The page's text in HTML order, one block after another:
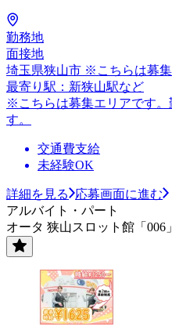
勤務地
面接地
埼玉県狭山市 ※こちらは募集
最寄り駅：新狭山駅など
※こちらは募集エリアです。
す。
交通費支給
未経験OK
詳細を見る
応募画面に進む
アルバイト・パート
オータ 狭山スロット館「006」